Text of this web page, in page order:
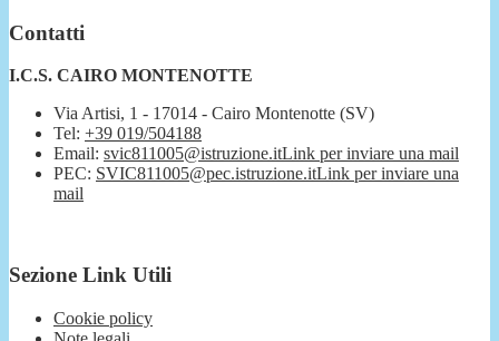
Contatti
I.C.S. CAIRO MONTENOTTE
Via Artisi, 1 - 17014 - Cairo Montenotte (SV)
Tel: +39 019/504188
Email: svic811005@istruzione.itLink per inviare una mail
PEC: SVIC811005@pec.istruzione.itLink per inviare una
mail
Sezione Link Utili
Cookie policy